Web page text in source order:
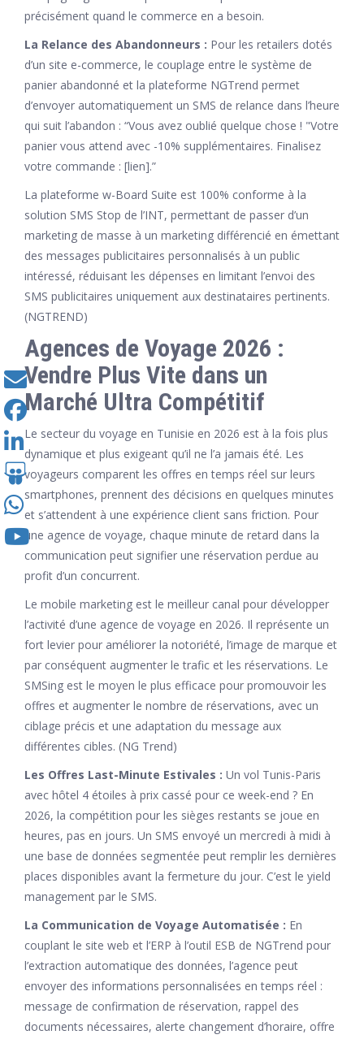
précisément quand le commerce en a besoin.
La Relance des Abandonneurs : Pour les retailers dotés
d’un site e-commerce, le couplage entre le système de
panier abandonné et la plateforme NGTrend permet
d’envoyer automatiquement un SMS de relance dans l’heure
qui suit l’abandon : “Vous avez oublié quelque chose ! "Votre
panier vous attend avec -10% supplémentaires. Finalisez
votre commande : [lien].”
La plateforme w-Board Suite est 100% conforme à la
solution SMS Stop de l’INT, permettant de passer d’un
marketing de masse à un marketing différencié en émettant
des messages publicitaires personnalisés à un public
intéressé, réduisant les dépenses en limitant l’envoi des
SMS publicitaires uniquement aux destinataires pertinents.
(NGTREND)
Agences de Voyage 2026 :
Vendre Plus Vite dans un
Marché Ultra Compétitif
Le secteur du voyage en Tunisie en 2026 est à la fois plus
dynamique et plus exigeant qu’il ne l’a jamais été. Les
voyageurs comparent les offres en temps réel sur leurs
smartphones, prennent des décisions en quelques minutes
et s’attendent à une expérience client sans friction. Pour
une agence de voyage, chaque minute de retard dans la
communication peut signifier une réservation perdue au
profit d’un concurrent.
Le mobile marketing est le meilleur canal pour développer
l’activité d’une agence de voyage en 2026. Il représente un
fort levier pour améliorer la notoriété, l’image de marque et
par conséquent augmenter le trafic et les réservations. Le
SMSing est le moyen le plus efficace pour promouvoir les
offres et augmenter le nombre de réservations, avec un
ciblage précis et une adaptation du message aux
différentes cibles. (NG Trend)
Les Offres Last-Minute Estivales : Un vol Tunis-Paris
avec hôtel 4 étoiles à prix cassé pour ce week-end ? En
2026, la compétition pour les sièges restants se joue en
heures, pas en jours. Un SMS envoyé un mercredi à midi à
une base de données segmentée peut remplir les dernières
places disponibles avant la fermeture du jour. C’est le yield
management par le SMS.
La Communication de Voyage Automatisée : En
couplant le site web et l’ERP à l’outil ESB de NGTrend pour
l’extraction automatique des données, l’agence peut
envoyer des informations personnalisées en temps réel :
message de confirmation de réservation, rappel des
documents nécessaires, alerte changement d’horaire, offre